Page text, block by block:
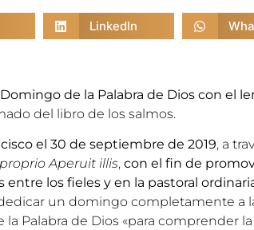
LinkedIn
de la Palabra de Dios con el
del libro de los salmos.
el 30 de septiembre de 2019, a
Aperuit illis, con el fin de
entre los fieles y en la pastoral
un domingo completamente a
Palabra de Dios «para comprender la